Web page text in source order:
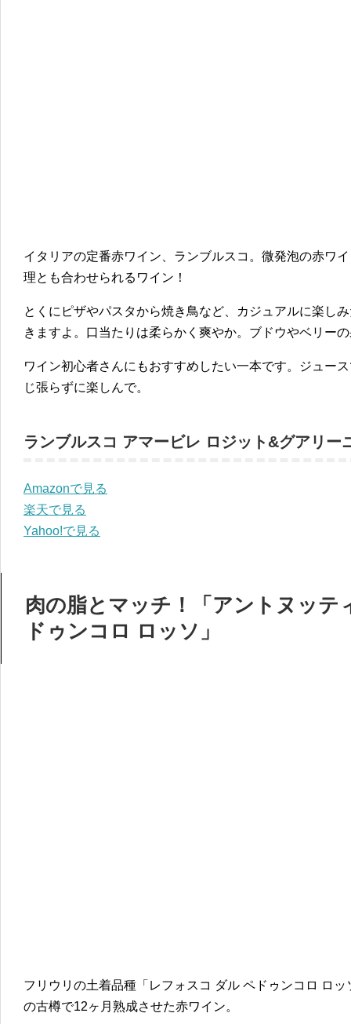
イタリアの定番赤ワイン、ランブルスコ。微発泡の赤ワ
理とも合わせられるワイン！
とくにピザやパスタから焼き鳥など、カジュアルに楽し
きますよ。口当たりは柔らかく爽やか。ブドウやベリー
ワイン初心者さんにもおすすめしたい一本です。ジュー
じ張らずに楽しんで。
ランブルスコ アマービレ ロジット&グアリー
Amazonで見る
楽天で見る
Yahoo!で見る
肉の脂とマッチ！「アントヌッテ
ドゥンコロ ロッソ」
フリウリの土着品種「レフォスコ ダル ペドゥンコロ ロ
の古樽で12ヶ月熟成させた赤ワイン。